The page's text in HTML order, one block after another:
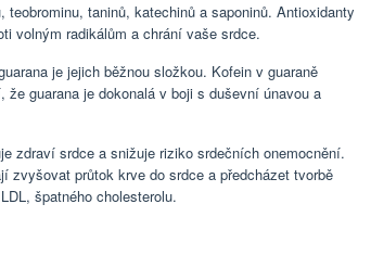
taninů, katechinů a saponinů. Antioxidanty
volným radikálům a chrání vaše srdce.
je jejich běžnou složkou. Kofein v guaraně
guarana je dokonalá v boji s duševní únavou a
zdraví srdce a snižuje riziko srdečních onemocnění.
zvyšovat průtok krve do srdce a předcházet tvorbě
špatného cholesterolu.